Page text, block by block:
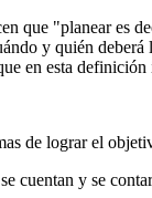
que "planear es
y quién
en esta
de lograr el
cuentan y se